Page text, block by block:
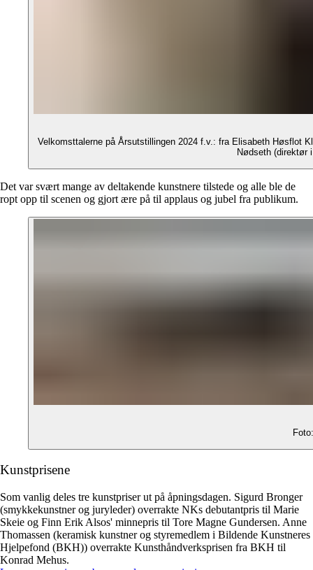
Velkomsttalerne på Årsutstillingen 2024 f.v.: fra Elisabeth Høsflot
Nødseth (direktør
Det var svært mange av deltakende kunstnere tilstede og alle ble de
ropt opp til scenen og gjort ære på til applaus og jubel fra publikum.
Kunstprisene
Som vanlig deles tre kunstpriser ut på åpningsdagen. Sigurd Bronger
(smykkekunstner og juryleder) overrakte NKs debutantpris til Marie
Skeie og Finn Erik Alsos' minnepris til Tore Magne Gundersen. Anne
Thomassen (keramisk kunstner og styremedlem i Bildende Kunstneres
Hjelpefond (BKH)) overrakte Kunsthåndverksprisen fra BKH til
Konrad Mehus.